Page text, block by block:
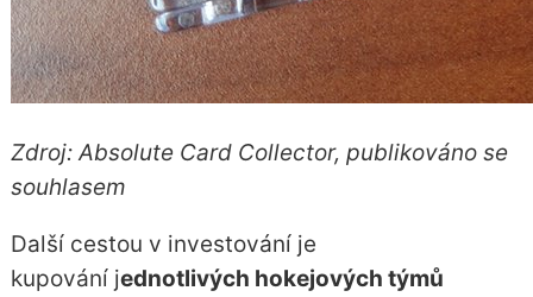
Zdroj: Absolute Card Collector, publikováno se
souhlasem
Další cestou v investování je
kupování jednotlivých hokejových týmů